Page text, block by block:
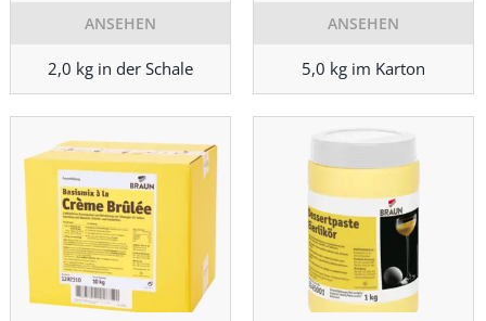
ANSEHEN
2,0 kg in der Schale
ANSEHEN
5,0 kg im Karton